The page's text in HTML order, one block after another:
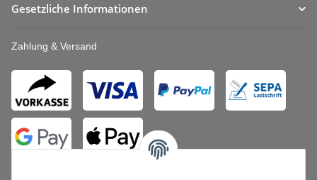
Gesetzliche Informationen
Zahlung & Versand